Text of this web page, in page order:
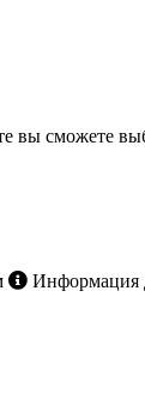
сможете
Информация